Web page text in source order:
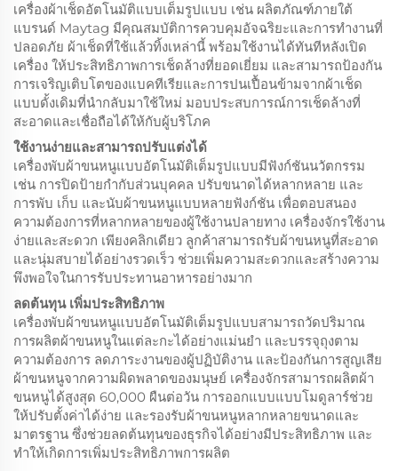
เครื่องผ้าเช็ดอัตโนมัติแบบเต็มรูปแบบ เช่น ผลิตภัณฑ์ภายใต้
แบรนด์ Maytag มีคุณสมบัติการควบคุมอัจฉริยะและการทำงานที่
ปลอดภัย ผ้าเช็ดที่ใช้แล้วทิ้งเหล่านี้ พร้อมใช้งานได้ทันทีหลังเปิด
เครื่อง ให้ประสิทธิภาพการเช็ดล้างที่ยอดเยี่ยม และสามารถป้องกัน
การเจริญเติบโตของแบคทีเรียและการปนเปื้อนข้ามจากผ้าเช็ด
แบบดั้งเดิมที่นำกลับมาใช้ใหม่ มอบประสบการณ์การเช็ดล้างที่
สะอาดและเชื่อถือได้ให้กับผู้บริโภค
ใช้งานง่ายและสามารถปรับแต่งได้
เครื่องพับผ้าขนหนูแบบอัตโนมัติเต็มรูปแบบมีฟังก์ชันนวัตกรรม
เช่น การปิดป้ายกำกับส่วนบุคคล ปรับขนาดได้หลากหลาย และ
การพับ เก็บ และนับผ้าขนหนูแบบหลายฟังก์ชัน เพื่อตอบสนอง
ความต้องการที่หลากหลายของผู้ใช้งานปลายทาง เครื่องจักรใช้งาน
ง่ายและสะดวก เพียงคลิกเดียว ลูกค้าสามารถรับผ้าขนหนูที่สะอาด
และนุ่มสบายได้อย่างรวดเร็ว ช่วยเพิ่มความสะดวกและสร้างความ
พึงพอใจในการรับประทานอาหารอย่างมาก
ลดต้นทุน เพิ่มประสิทธิภาพ
เครื่องพับผ้าขนหนูแบบอัตโนมัติเต็มรูปแบบสามารถวัดปริมาณ
การผลิตผ้าขนหนูในแต่ละกะได้อย่างแม่นยำ และบรรจุถุงตาม
ความต้องการ ลดภาระงานของผู้ปฏิบัติงาน และป้องกันการสูญเสีย
ผ้าขนหนูจากความผิดพลาดของมนุษย์ เครื่องจักรสามารถผลิตผ้า
ขนหนูได้สูงสุด 60,000 ผืนต่อวัน การออกแบบแบบโมดูลาร์ช่วย
ให้ปรับตั้งค่าได้ง่าย และรองรับผ้าขนหนูหลากหลายขนาดและ
มาตรฐาน ซึ่งช่วยลดต้นทุนของธุรกิจได้อย่างมีประสิทธิภาพ และ
ทำให้เกิดการเพิ่มประสิทธิภาพการผลิต